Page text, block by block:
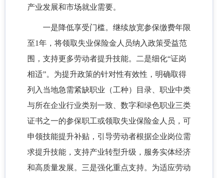
产业发展和市场就业需要。
一是降低享受门槛。继续放宽参保缴费年限
至1年，将领取失业保险金人员纳入政策受益范
围，支持更多劳动者提升技能。二是细化“证岗
相适”。为提升政策的针对性有效性，明确取得
列入当地急需紧缺职业（工种）目录、职业中类
与所在企业行业类别一致、数字和绿色职业三类
证书之一的参保职工或领取失业保险金人员，可
申领技能提升补贴，引导劳动者根据企业岗位需
求提升技能，支持产业转型升级，服务实体经济
和高质量发展。三是强化重点支持。为适应劳动